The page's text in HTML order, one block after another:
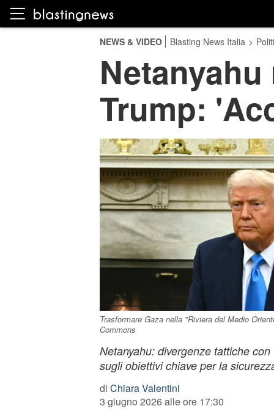
NEWS & VIDEO Blasting News Italia >
Trump:
Trasformare Gaza nella "Riviera del Medio
Commons
Netanyahu: divergenze tattiche
sugli obiettivi chiave per la
di Chiara Valentini
3 giugno 2026 alle ore 17:30